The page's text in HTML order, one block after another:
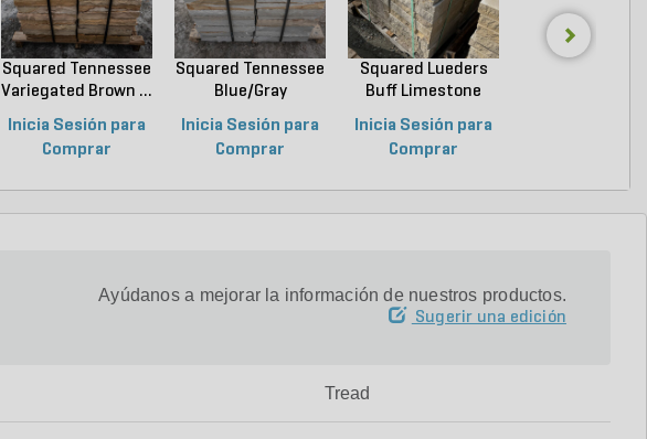
Squared Tennessee
Variegated Brown ...
Inicia Sesión para
Comprar
Squared Tennessee
Blue/Gray
Inicia Sesión para
Comprar
Squared Lueders
Buff Limestone
Inicia Sesión para
Comprar
Ayúdanos a mejorar la información de nuestros productos.
Sugerir una edición
Tread